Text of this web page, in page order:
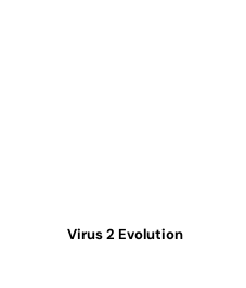
Virus 2 Evolution